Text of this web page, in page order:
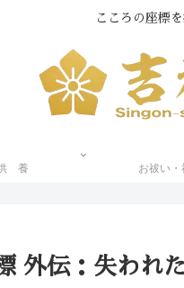
こころの座標を
養 お祓い
外伝：失われ